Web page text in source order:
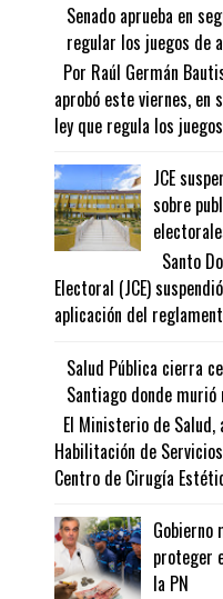
Senado aprueba en
regular los juegos de
Por Raúl Germán
aprobó este viernes, en
ley que regula los
JCE
sobre
Santo
Electoral (JCE)
aplicación del
Salud Pública cierra
Santiago donde murió
El Ministerio de
Habilitación de
Centro de Cirugía
Gobierno
proteger
la PN